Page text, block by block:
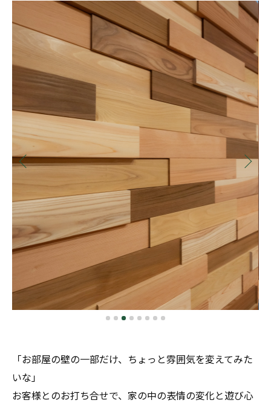
「お部屋の壁の一部だけ、ちょっと雰囲気を変えてみた
いな」
お客様とのお打ち合せで、家の中の表情の変化と遊び心